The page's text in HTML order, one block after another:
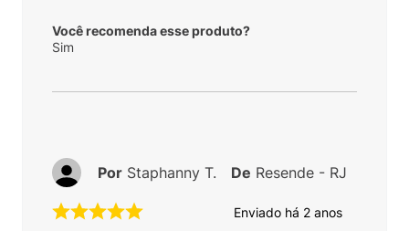
Você recomenda esse produto?
Sim
Enviado há 2 anos
Por Staphanny T. De Resende - RJ